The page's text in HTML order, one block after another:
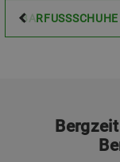
BARFUSSSCHUHE